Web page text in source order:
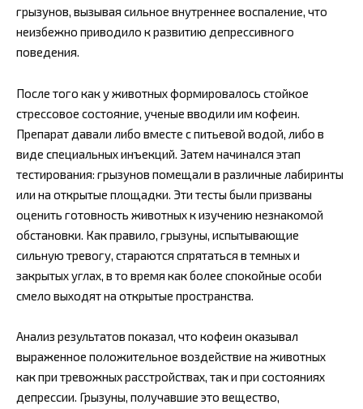
грызунов, вызывая сильное внутреннее воспаление, что
неизбежно приводило к развитию депрессивного
поведения.
После того как у животных формировалось стойкое
стрессовое состояние, ученые вводили им кофеин.
Препарат давали либо вместе с питьевой водой, либо в
виде специальных инъекций. Затем начинался этап
тестирования: грызунов помещали в различные лабиринты
или на открытые площадки. Эти тесты были призваны
оценить готовность животных к изучению незнакомой
обстановки. Как правило, грызуны, испытывающие
сильную тревогу, стараются спрятаться в темных и
закрытых углах, в то время как более спокойные особи
смело выходят на открытые пространства.
Анализ результатов показал, что кофеин оказывал
выраженное положительное воздействие на животных
как при тревожных расстройствах, так и при состояниях
депрессии. Грызуны, получавшие это вещество,